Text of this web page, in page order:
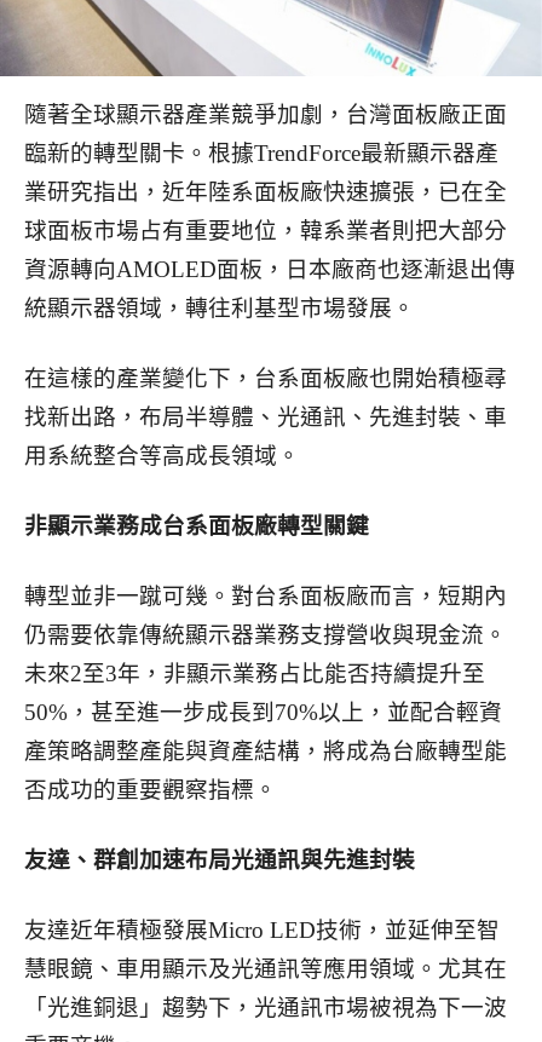
隨著全球顯示器產業競爭加劇，台灣面板廠正面
臨新的轉型關卡。根據TrendForce最新顯示器產
業研究指出，近年陸系面板廠快速擴張，已在全
球面板市場占有重要地位，韓系業者則把大部分
資源轉向AMOLED面板，日本廠商也逐漸退出傳
統顯示器領域，轉往利基型市場發展。
在這樣的產業變化下，台系面板廠也開始積極尋
找新出路，布局半導體、光通訊、先進封裝、車
用系統整合等高成長領域。
非顯示業務成台系面板廠轉型關鍵
轉型並非一蹴可幾。對台系面板廠而言，短期內
仍需要依靠傳統顯示器業務支撐營收與現金流。
未來2至3年，非顯示業務占比能否持續提升至
50%，甚至進一步成長到70%以上，並配合輕資
產策略調整產能與資產結構，將成為台廠轉型能
否成功的重要觀察指標。
友達、群創加速布局光通訊與先進封裝
友達近年積極發展Micro LED技術，並延伸至智
慧眼鏡、車用顯示及光通訊等應用領域。尤其在
「光進銅退」趨勢下，光通訊市場被視為下一波